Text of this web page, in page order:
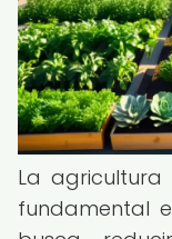
La
fundamental